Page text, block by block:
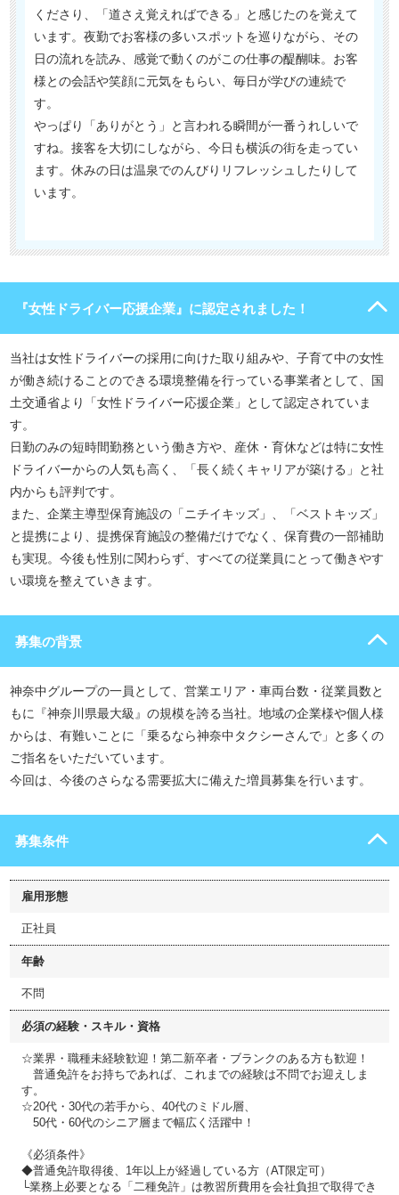
くださり、「道さえ覚えればできる」と感じたのを覚えて
います。夜勤でお客様の多いスポットを巡りながら、その
日の流れを読み、感覚で動くのがこの仕事の醍醐味。お客
様との会話や笑顔に元気をもらい、毎日が学びの連続で
す。
やっぱり「ありがとう」と言われる瞬間が一番うれしいで
すね。接客を大切にしながら、今日も横浜の街を走ってい
ます。休みの日は温泉でのんびりリフレッシュしたりして
います。
『女性ドライバー応援企業』に認定されました！
当社は女性ドライバーの採用に向けた取り組みや、子育て中の女性
が働き続けることのできる環境整備を行っている事業者として、国
土交通省より「女性ドライバー応援企業」として認定されていま
す。
日勤のみの短時間勤務という働き方や、産休・育休などは特に女性
ドライバーからの人気も高く、「長く続くキャリアが築ける」と社
内からも評判です。
また、企業主導型保育施設の「ニチイキッズ」、「ベストキッズ」
と提携により、提携保育施設の整備だけでなく、保育費の一部補助
も実現。今後も性別に関わらず、すべての従業員にとって働きやす
い環境を整えていきます。
募集の背景
神奈中グループの一員として、営業エリア・車両台数・従業員数と
もに『神奈川県最大級』の規模を誇る当社。地域の企業様や個人様
からは、有難いことに「乗るなら神奈中タクシーさんで」と多くの
ご指名をいただいています。
今回は、今後のさらなる需要拡大に備えた増員募集を行います。
募集条件
雇用形態
正社員
年齢
不問
必須の経験・スキル・資格
☆業界・職種未経験歓迎！第二新卒者・ブランクのある方も歓迎！
普通免許をお持ちであれば、これまでの経験は不問でお迎えしま
す。
☆20代・30代の若手から、40代のミドル層、
50代・60代のシニア層まで幅広く活躍中！
《必須条件》
◆普通免許取得後、1年以上が経過している方（AT限定可）
└業務上必要となる「二種免許」は教習所費用を会社負担で取得でき